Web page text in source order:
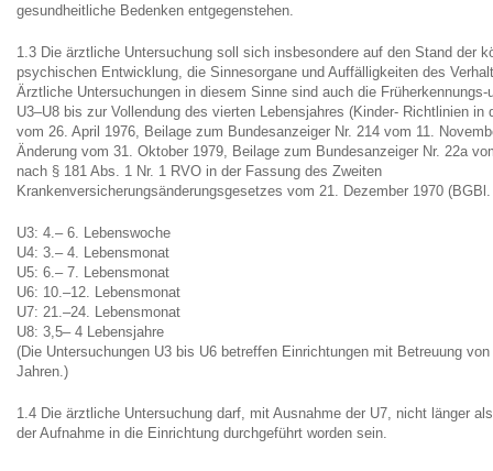
gesundheitliche Bedenken entgegenstehen.
1.3 Die ärztliche Untersuchung soll sich insbesondere auf den Stand der
psychischen Entwicklung, die Sinnesorgane und Auffälligkeiten des
Ärztliche Untersuchungen in diesem Sinne sind auch die Früherkennungs-
U3–U8 bis zur Vollendung des vierten Lebensjahres (Kinder- Richtlinien in
vom 26. April 1976, Beilage zum Bundesanzeiger Nr. 214 vom 11.
Änderung vom 31. Oktober 1979, Beilage zum Bundesanzeiger Nr. 22a
nach § 181 Abs. 1 Nr. 1 RVO in der Fassung des Zweiten
Krankenversicherungsänderungsgesetzes vom 21. Dezember 1970
U3: 4.– 6. Lebenswoche
U4: 3.– 4. Lebensmonat
U5: 6.– 7. Lebensmonat
U6: 10.–12. Lebensmonat
U7: 21.–24. Lebensmonat
U8: 3,5– 4 Lebensjahre
(Die Untersuchungen U3 bis U6 betreffen Einrichtungen mit Betreuung
Jahren.)
1.4 Die ärztliche Untersuchung darf, mit Ausnahme der U7, nicht länger
der Aufnahme in die Einrichtung durchgeführt worden sein.